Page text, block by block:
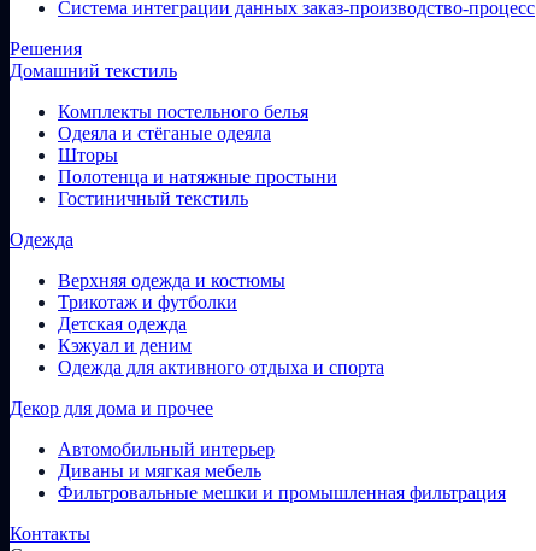
Система интеграции данных заказ-производство-процесс
Решения
Домашний текстиль
Комплекты постельного белья
Одеяла и стёганые одеяла
Шторы
Полотенца и натяжные простыни
Гостиничный текстиль
Одежда
Верхняя одежда и костюмы
Трикотаж и футболки
Детская одежда
Кэжуал и деним
Одежда для активного отдыха и спорта
Декор для дома и прочее
Автомобильный интерьер
Диваны и мягкая мебель
Фильтровальные мешки и промышленная фильтрация
Контакты